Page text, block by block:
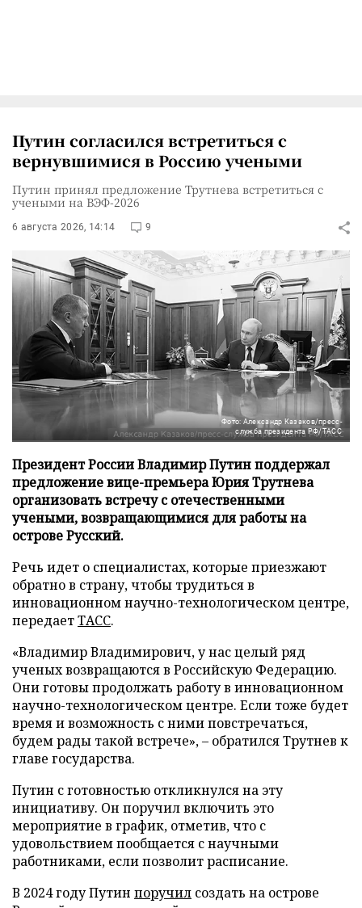
Путин согласился встретиться с
вернувшимися в Россию учеными
Путин принял предложение Трутнева встретиться с
учеными на ВЭФ-2026
6 августа 2026, 14:14 9
Фото: Александр Казаков/пресс-
служба президента РФ/ТАСС
Президент России Владимир Путин поддержал
предложение вице-премьера Юрия Трутнева
организовать встречу с отечественными
учеными, возвращающимися для работы на
острове Русский.
Речь идет о специалистах, которые приезжают
обратно в страну, чтобы трудиться в
инновационном научно-технологическом центре,
передаетТАСС.
«Владимир Владимирович, у нас целый ряд
ученых возвращаются в Российскую Федерацию.
Они готовы продолжать работу в инновационном
научно-технологическом центре. Если тоже будет
время и возможность с ними повстречаться,
будем рады такой встрече», – обратился Трутнев к
главе государства.
Путин с готовностью откликнулся на эту
инициативу. Он поручил включить это
мероприятие в график, отметив, что с
удовольствием пообщается с научными
работниками, если позволит расписание.
В 2024 году Путин поручил создать на острове